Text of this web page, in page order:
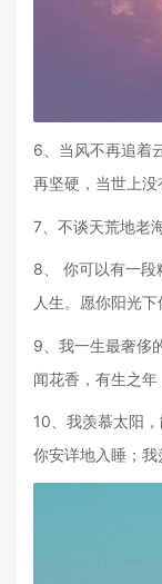
6、当风不再追着
再坚硬，当世上没
7、不谈天荒地老
8、 你可以有一段
人生。愿你阳光下
9、我一生最奢侈
闻花香，有生之年
10、我羡慕太阳
你安详地入睡；我